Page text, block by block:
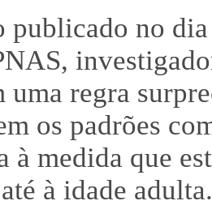
publicado no
uma regra
os padrões
à medida que
à idade adulta.